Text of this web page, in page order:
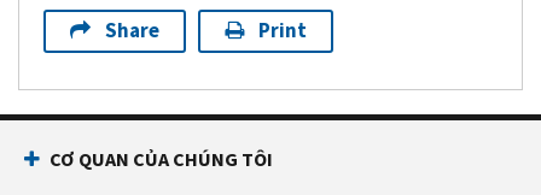
Share Print
CƠ QUAN CỦA CHÚNG TÔI